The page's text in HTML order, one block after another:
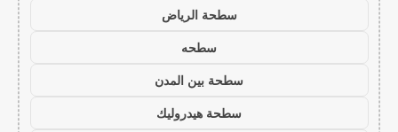
سطحة الرياض
سطحه
سطحة بين المدن
سطحة هيدروليك